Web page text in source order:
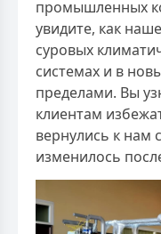
промышленных
увидите, как
суровых
системах и в
пределами. Вы
клиентам
вернулись к нам
изменилось